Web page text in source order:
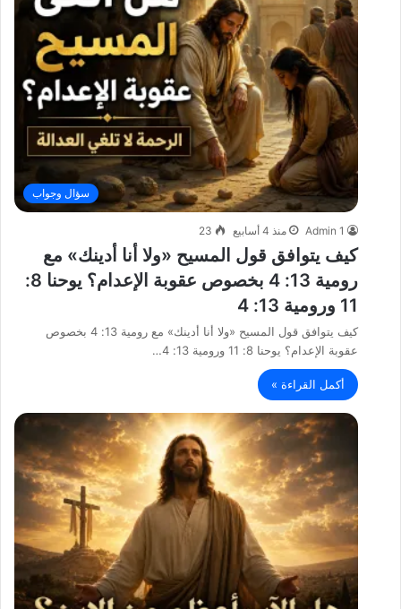
سؤال وجواب
Admin 1 منذ 4 أسابيع 23
كيف يتوافق قول المسيح «ولا أنا أدينك» مع
رومية 13: 4 بخصوص عقوبة الإعدام؟ يوحنا 8:
11 ورومية 13: 4
كيف يتوافق قول المسيح «ولا أنا أدينك» مع رومية 13: 4 بخصوص
عقوبة الإعدام؟ يوحنا 8: 11 ورومية 13: 4…
أكمل القراءة »